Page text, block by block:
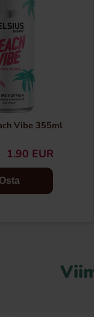
Vibe 355ml
1.90 EUR
Osta